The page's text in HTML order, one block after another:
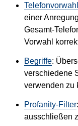
einer
Gesamt-
Vorwahl
Begriffe:
verschiedene
verwenden zu
Profanity-Filter
ausschließen